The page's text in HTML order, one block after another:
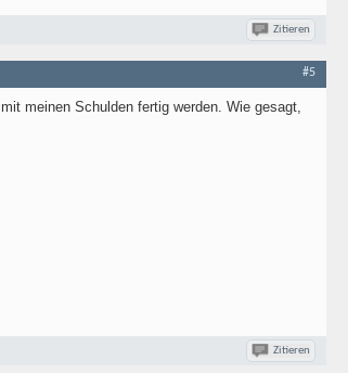
Zitieren
#5
meinen Schulden fertig werden. Wie gesagt,
Zitieren